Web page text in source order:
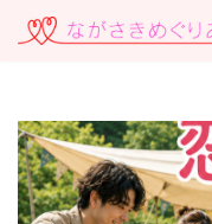
コ
ン
ツ
に
ス